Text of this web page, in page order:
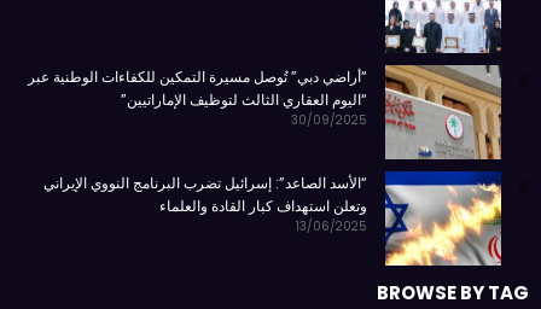
“أراضي دبي” تُوصل مسيرة التمكين للكفاءات الوطنية عبر
“اليوم العقاري الثالث لتوظيف الإماراتيين”
30/09/2025
“الأسد الصاعد”: إسرائيل تضرب البرنامج النووي الإيراني
وتعلن استهداف كبار القادة والعلماء
13/06/2025
BROWSE BY TAG